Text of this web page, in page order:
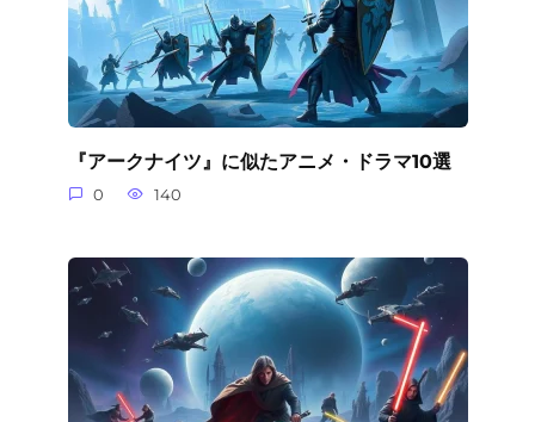
『アークナイツ』に似たアニメ・ドラマ10選
0 140